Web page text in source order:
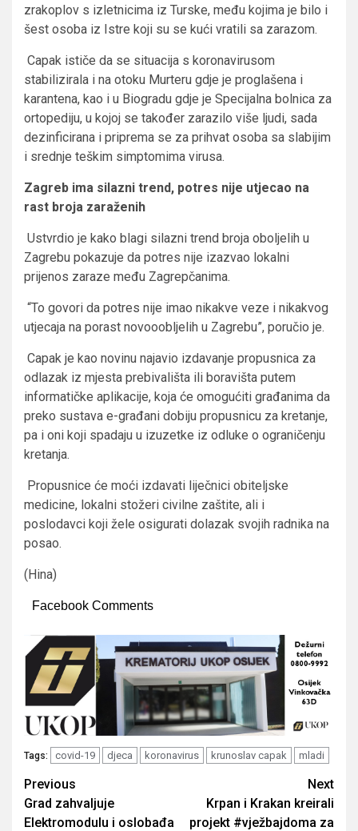
zrakoplov s izletnicima iz Turske, među kojima je bilo i
šest osoba iz Istre koji su se kući vratili sa zarazom.
Capak ističe da se situacija s koronavirusom
stabilizirala i na otoku Murteru gdje je proglašena i
karantena, kao i u Biogradu gdje je Specijalna bolnica za
ortopediju, u kojoj se također zarazilo više ljudi, sada
dezinficirana i priprema se za prihvat osoba sa slabijim
i srednje teškim simptomima virusa.
Zagreb ima silazni trend, potres nije utjecao na
rast broja zaraženih
Ustvrdio je kako blagi silazni trend broja oboljelih u
Zagrebu pokazuje da potres nije izazvao lokalni
prijenos zaraze među Zagrepčanima.
“To govori da potres nije imao nikakve veze i nikakvog
utjecaja na porast novooobljelih u Zagrebu”, poručio je.
Capak je kao novinu najavio izdavanje propusnica za
odlazak iz mjesta prebivališta ili boravišta putem
informatičke aplikacije, koja će omogućiti građanima da
preko sustava e-građani dobiju propusnicu za kretanje,
pa i oni koji spadaju u izuzetke iz odluke o ograničenju
kretanja.
Propusnice će moći izdavati liječnici obiteljske
medicine, lokalni stožeri civilne zaštite, ali i
poslodavci koji žele osigurati dolazak svojih radnika na
posao.
(Hina)
Facebook Comments
Tags: covid-19 djeca koronavirus krunoslav capak mladi
Post
navigation
Previous
Grad zahvaljuje
Elektromodulu i oslobađa
Next
Krpan i Krakan kreirali
projekt #vježbajdoma za